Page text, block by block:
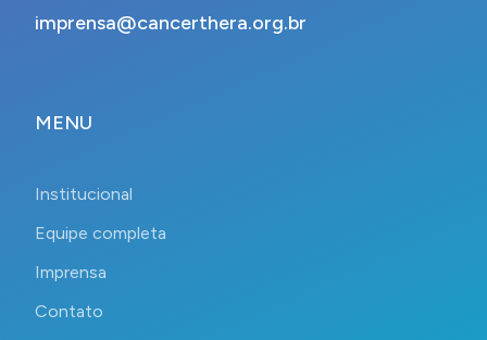
imprensa@cancerthera.org.br
MENU
Institucional
Equipe completa
Imprensa
Contato